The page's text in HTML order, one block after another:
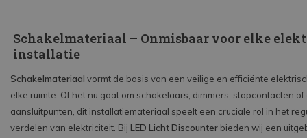
Schakelmateriaal – Onmisbaar voor elke
installatie
Schakelmateriaal vormt de basis van een veilige en efficiënte
elke ruimte. Of het nu gaat om schakelaars, dimmers, stopcontacten
aansluitpunten, dit installatiemateriaal speelt een cruciale rol in het
verdelen van elektriciteit. Bij LED Licht Discounter bieden wij een